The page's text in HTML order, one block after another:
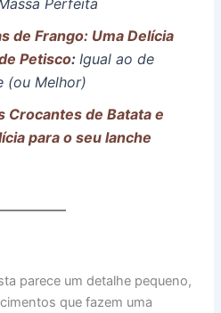
de Frango: Uma Delícia
Petisco: Igual ao de
(ou Melhor)
Crocantes de Batata e
para o seu lanche
parece um detalhe pequeno,
que fazem uma